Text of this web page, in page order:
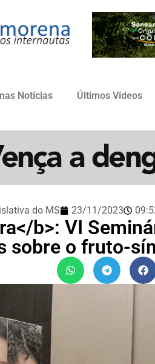
Notícias Últimos Vídeos
do MS 23/11/2023
b>: VI
sobre o fruto-